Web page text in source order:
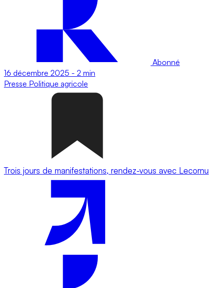
Abonné
16 décembre 2025 - 2 min
Presse Politique agricole
Trois jours de manifestations, rendez-vous avec Lecornu